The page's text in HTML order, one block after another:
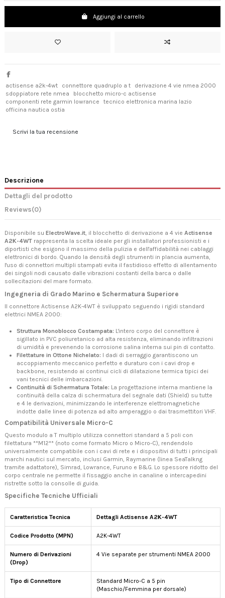
Aggiungi al carrello
actisense a2k-4wt connettore quadruplo a t
derivazione 4 vie nmea 2000
sdoppiatore rete nmea
blocchetto micro-c actisense
componenti rete garmin lowrance
tecnico elettronica marina lazio
officina nautica ostia
Scrivi la tua recensione
Descrizione
Dettagli del prodotto
Reviews(0)
Disponibile su ElectroWave.it, il blocchetto di derivazione a 4 vie Actisense
A2K-4WT rappresenta la scelta ideale per gli installatori professionisti e i
diportisti che esigono il massimo della pulizia e dell'affidabilità nei cablaggi
elettronici di bordo. Quando la densità degli strumenti in plancia aumenta,
l'uso di connettori multipli stampati evita il fastidioso effetto di allentamento
dei singoli nodi causato dalle vibrazioni costanti della barca o dalle
sollecitazioni del mare formato.
Ingegneria di Grado Marino e Schermatura Superiore
Il connettore Actisense A2K-4WT è sviluppato seguendo i rigidi standard
elettrici NMEA 2000:
Struttura Monoblocco Costampata: L'intero corpo del connettore è
sigillato in PVC poliuretanico ad alta resistenza, eliminando infiltrazioni
di umidità e prevenendo la corrosione salina interna sui pin di contatto.
Filettature in Ottone Nichelato: I dadi di serraggio garantiscono un
accoppiamento meccanico perfetto e duraturo con i cavi drop e
backbone, resistendo ai continui cicli di dilatazione termica tipici dei
vani tecnici delle imbarcazioni.
Continuità di Schermatura Totale: La progettazione interna mantiene la
continuità della calza di schermatura del segnale dati (Shield) su tutte
e 4 le derivazioni, minimizzando le interferenze elettromagnetiche
indotte dalle linee di potenza ad alto amperaggio o dai trasmettitori VHF.
Compatibilità Universale Micro-C
Questo modulo a T multiplo utilizza connettori standard a 5 poli con
filettatura **M12** (noto come formato Micro o Micro-C), rendendolo
universalmente compatibile con i cavi di rete e i dispositivi di tutti i principali
marchi nautici sul mercato, inclusi Garmin, Raymarine (linea SeaTalkng
tramite adattatore), Simrad, Lowrance, Furuno e B&G. Lo spessore ridotto del
corpo centrale ne permette il fissaggio anche in canaline o intercapedini
ristrette sotto la consolle di guida.
Specifiche Tecniche Ufficiali
Caratteristica Tecnica Dettagli Actisense A2K-4WT
Codice Prodotto (MPN) A2K-4WT
Numero di Derivazioni
(Drop)
4 Vie separate per strumenti NMEA 2000
Tipo di Connettore
Standard Micro-C a 5 pin
(Maschio/Femmina per dorsale)